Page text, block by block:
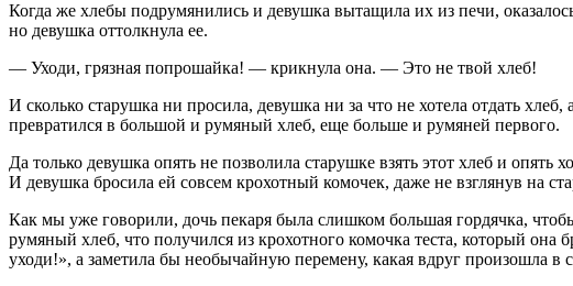
Когда же хлебы подрумянились и девушка вытащила их из печи,
но девушка оттолкнула ее.
— Уходи, грязная попрошайка! — крикнула она. — Это не твой хлеб!
И сколько старушка ни просила, девушка ни за что не хотела отдать
превратился в большой и румяный хлеб, еще больше и румяней первого.
Да только девушка опять не позволила старушке взять этот хлеб и опять
И девушка бросила ей совсем крохотный комочек, даже не взглянув на
Как мы уже говорили, дочь пекаря была слишком большая гордячка,
румяный хлеб, что получился из крохотного комочка теста, который
уходи!», а заметила бы необычайную перемену, какая вдруг произошла в